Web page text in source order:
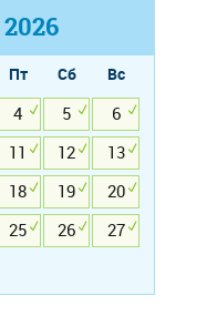
2026
Пт Сб
Вс
4 5
6
11 12
13
18 19
20
25 26
27